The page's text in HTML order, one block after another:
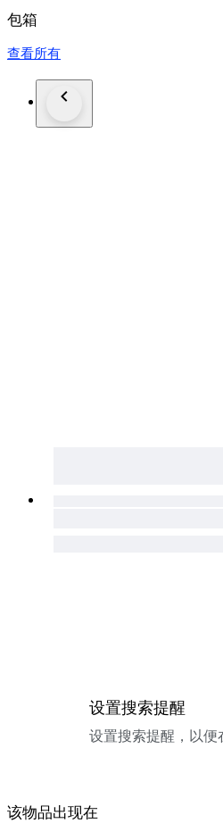
包箱
查看所有
设置搜索提醒
设置搜索提醒，以便
该物品出现在